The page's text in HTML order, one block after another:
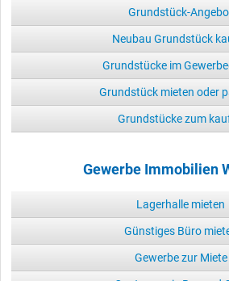
Grundstück-
Neubau Grundstück
Grundstücke im
Grundstück mieten oder
Grundstücke zum
Gewerbe Immobilien
Lagerhalle mieten
Günstiges Büro
Gewerbe zur Miete